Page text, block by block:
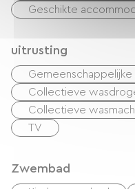
Geschikte
uitrusting
Collectieve
Collectieve
TV
Zwembad